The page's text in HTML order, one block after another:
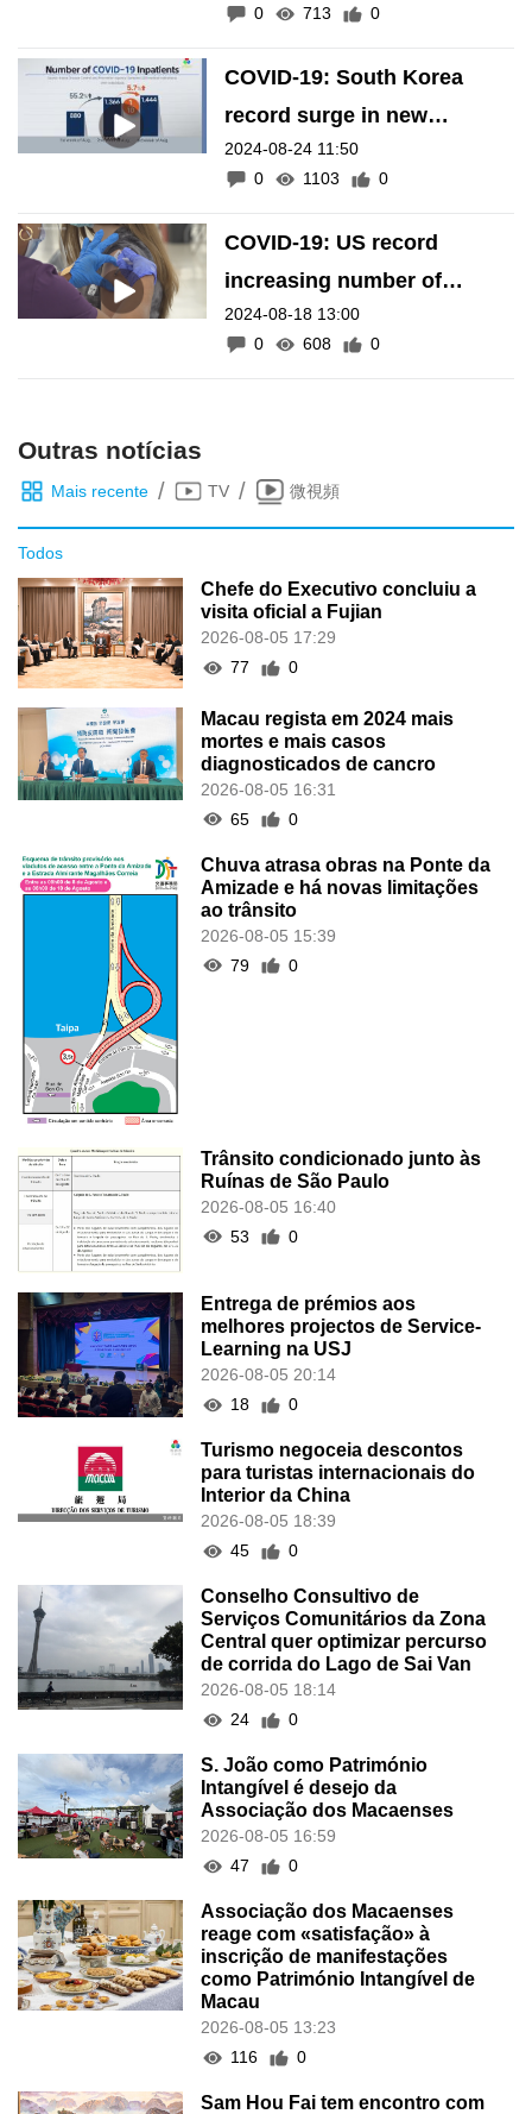
0 713 0
COVID-19: South Korea
record surge in new
infections
2024-08-24 11:50
0
1103 0
COVID-19: US record
increasing number of
infections
2024-08-18 13:00
0
608 0
Outras notícias
Mais recente / TV / 微視頻
Todos
Chefe do Executivo concluiu a
visita oficial a Fujian
2026-08-05 17:29
77
0
Macau regista em 2024 mais
mortes e mais casos
diagnosticados de cancro
2026-08-05 16:31
65
0
Chuva atrasa obras na Ponte da
Amizade e há novas limitações
ao trânsito
2026-08-05 15:39
79
0
Trânsito condicionado junto às
Ruínas de São Paulo
2026-08-05 16:40
53
0
Entrega de prémios aos
melhores projectos de Service-
Learning na USJ
2026-08-05 20:14
18
0
Turismo negoceia descontos
para turistas internacionais do
Interior da China
2026-08-05 18:39
45
0
Conselho Consultivo de
Serviços Comunitários da Zona
Central quer optimizar percurso
de corrida do Lago de Sai Van
2026-08-05 18:14
24
0
S. João como Património
Intangível é desejo da
Associação dos Macaenses
2026-08-05 16:59
47
0
Associação dos Macaenses
reage com «satisfação» à
inscrição de manifestações
como Património Intangível de
Macau
2026-08-05 13:23
116
0
Sam Hou Fai tem encontro com